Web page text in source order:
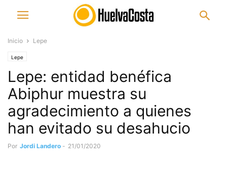
Inicio Lepe
Lepe
Lepe: entidad benéfica
Abiphur muestra su
agradecimiento a quienes
han evitado su desahucio
Por Jordi Landero - 21/01/2020